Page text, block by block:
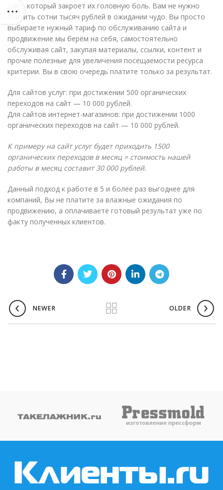
сайт, который закроет их головную боль. Вам не нужно
платить сотни тысяч рублей в ожидании чудо. Вы просто
выбираете нужный тариф по обслуживанию сайта и
продвижение мы берём на себя, самостоятельно
обслуживая сайт, закупая материалы, ссылки, контент и
прочие полезные для увеличения посещаемости ресурса
критерии. Вы в свою очередь платите только за результат.
Для сайтов услуг: при достижении 500 органических
переходов на сайт — 10 000 рублей.
Для сайтов интернет-магазинов: при достижении 1000
органических переходов на сайт — 10 000 рублей.
К примеру на сайт услуг будет приходить 1500
органических переходов в месяц = стоимость нашей
работы в месяц составит 30 000 рублей.
Данный подход к работе в 5 и более раз выгоднее для
компаний, Вы не платите за влажные ожидания по
продвижению, а оплачиваете готовый результат уже по
факту полученных клиентов.
NEWER OLDER